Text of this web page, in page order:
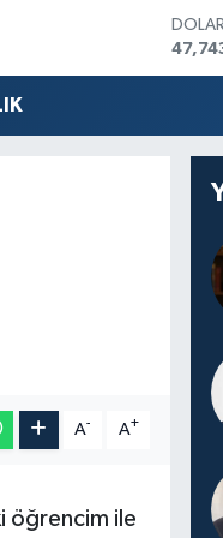
DOLAR
A- A+
öğrencim ile